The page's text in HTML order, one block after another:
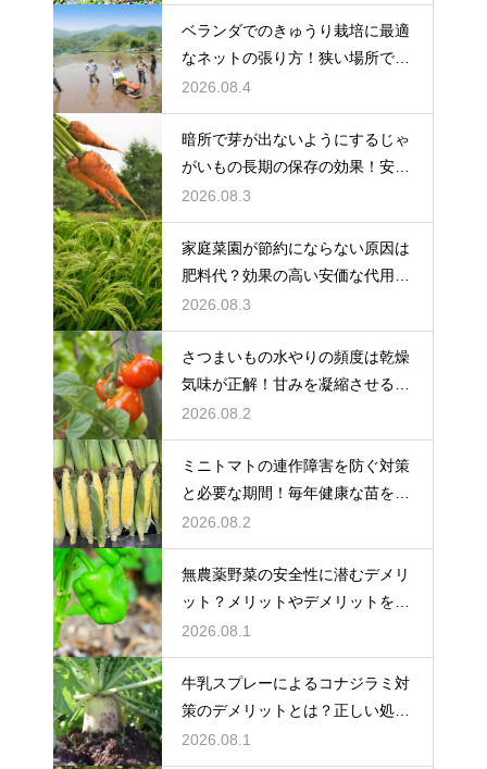
ベランダでのきゅうり栽培に最適
なネットの張り方！狭い場所でも
大収穫
2026.08.4
暗所で芽が出ないようにするじゃ
がいもの長期の保存の効果！安全
に食べ切る
2026.08.3
家庭菜園が節約にならない原因は
肥料代？効果の高い安価な代用品
を活用する
2026.08.3
さつまいもの水やりの頻度は乾燥
気味が正解！甘みを凝縮させる管
理法
2026.08.2
ミニトマトの連作障害を防ぐ対策
と必要な期間！毎年健康な苗を育
てる
2026.08.2
無農薬野菜の安全性に潜むデメリ
ット？メリットやデメリットを徹
底的に検証
2026.08.1
牛乳スプレーによるコナジラミ対
策のデメリットとは？正しい処理
で防ぐ
2026.08.1